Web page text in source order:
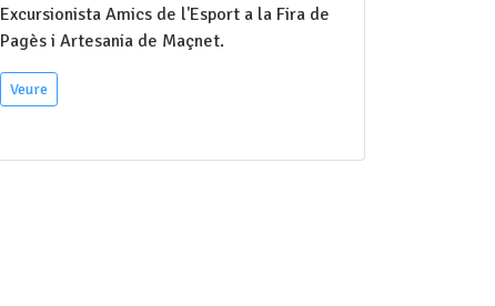
Excursionista Amics de l'Esport a la Fira de
Pagès i Artesania de Maçnet.
Veure